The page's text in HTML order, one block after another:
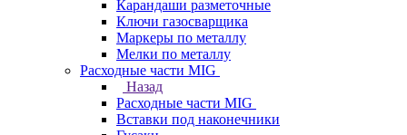
Карандаши разметочные
Ключи газосварщика
Маркеры по металлу
Мелки по металлу
Расходные части MIG
Назад
Расходные части MIG
Вставки под наконечники